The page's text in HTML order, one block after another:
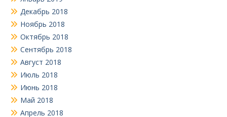
Декабрь 2018
Ноябрь 2018
Октябрь 2018
Сентябрь 2018
Август 2018
Июль 2018
Июнь 2018
Май 2018
Апрель 2018